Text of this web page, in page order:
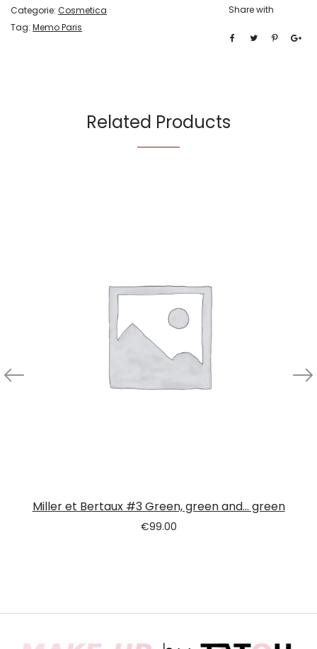
Categorie: Cosmetica
Tag: Memo Paris
Share with
Related Products
Miller et Bertaux #3 Green, green and… green
€99.00